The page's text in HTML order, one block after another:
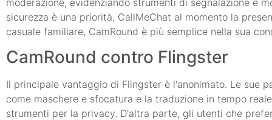
sicurezza è una priorità, CallMeChat al momento la
casuale familiare, CamRound è più semplice nella sua
CamRound contro Flingster
Il principale vantaggio di Flingster è l'anonimato. Le sue
come maschere e sfocatura e la traduzione in tempo
strumenti per la privacy. D'altra parte, gli utenti che